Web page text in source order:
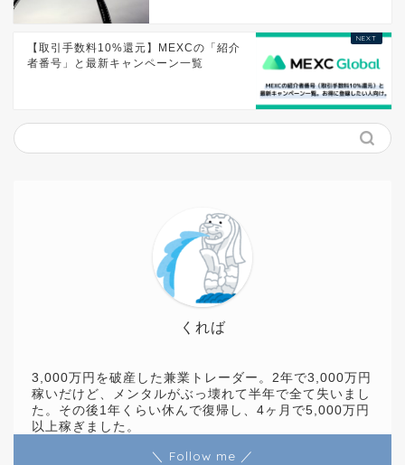
【取引手数料10%還元】MEXCの「紹介
者番号」と最新キャンペーン一覧
くれば
3,000万円を破産した兼業トレーダー。2年で3,000万円
稼いだけど、メンタルがぶっ壊れて半年で全て失いまし
た。その後1年くらい休んで復帰し、4ヶ月で5,000万円
以上稼ぎました。
＼ Follow me ／